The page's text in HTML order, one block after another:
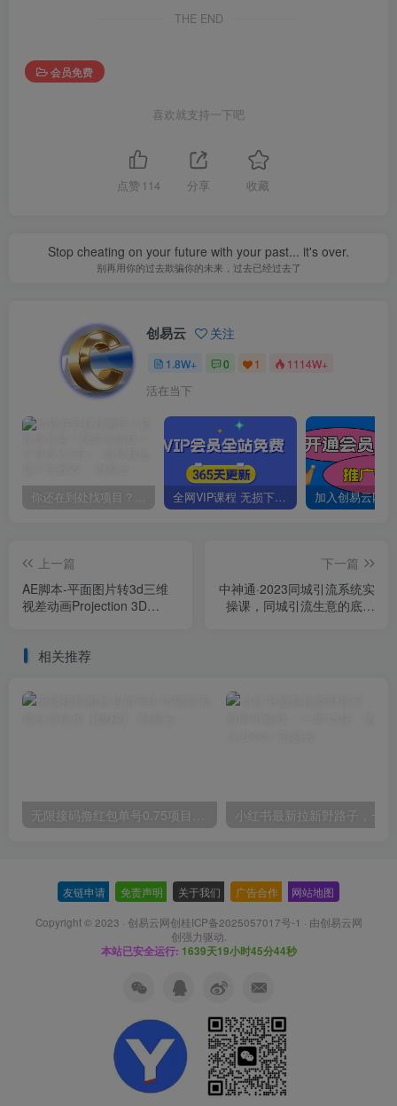
THE END
会员免费
喜欢就支持一下吧
点赞 114 分享 收藏
Stop cheating on your future with your past... it's over.
别再用你的过去欺骗你的未来，过去已经过去了
创易云 关注
1.8W+ 0 1 1114W+
活在当下
你还在到处找项目？还在当韭菜？我靠卖项目一个月收入5万+，曾经我也是个失败者。 全网VIP课程 无损下载~
上一篇
AE脚本-平面图片转3d三维
视差动画Projection 3D
下一篇
中神通·2023同城引流系统实
操课，同城引流生意的底层
相关推荐
无限接码撸红包单号0.75项目无偿分享给你【揭秘】
友链申请 免责声明 关于我们 广告合作 网站地图
Copyright © 2023 · 创易云网创桂ICP备2025057017号-1 · 由创易云网
创强力驱动.
本站已安全运行: 1639天19小时45分45秒